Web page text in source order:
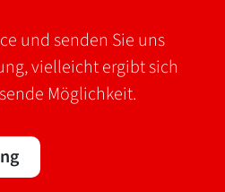
und senden Sie uns
vielleicht ergibt sich
Möglichkeit.